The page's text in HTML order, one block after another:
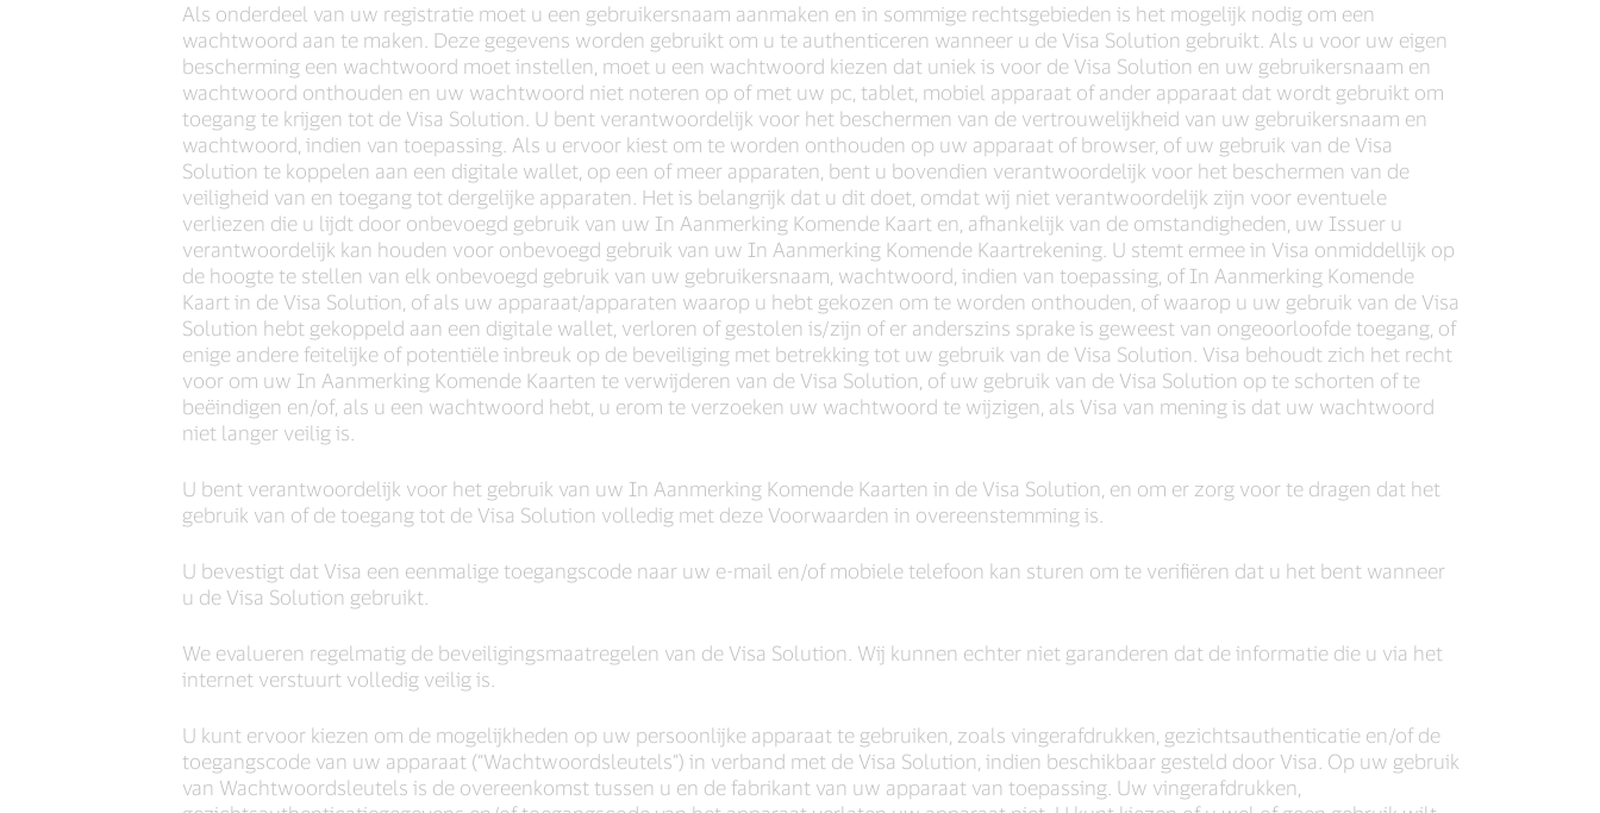
Als onderdeel van uw registratie moet u een gebruikersnaam aanmaken en in sommige rechtsgebieden is het mogelijk nodig om een
wachtwoord aan te maken. Deze gegevens worden gebruikt om u te authenticeren wanneer u de Visa Solution gebruikt. Als u voor uw eigen
bescherming een wachtwoord moet instellen, moet u een wachtwoord kiezen dat uniek is voor de Visa Solution en uw gebruikersnaam en
wachtwoord onthouden en uw wachtwoord niet noteren op of met uw pc, tablet, mobiel apparaat of ander apparaat dat wordt gebruikt om
toegang te krijgen tot de Visa Solution. U bent verantwoordelijk voor het beschermen van de vertrouwelijkheid van uw gebruikersnaam en
wachtwoord, indien van toepassing. Als u ervoor kiest om te worden onthouden op uw apparaat of browser, of uw gebruik van de Visa
Solution te koppelen aan een digitale wallet, op een of meer apparaten, bent u bovendien verantwoordelijk voor het beschermen van de
veiligheid van en toegang tot dergelijke apparaten. Het is belangrijk dat u dit doet, omdat wij niet verantwoordelijk zijn voor eventuele
verliezen die u lijdt door onbevoegd gebruik van uw In Aanmerking Komende Kaart en, afhankelijk van de omstandigheden, uw Issuer u
verantwoordelijk kan houden voor onbevoegd gebruik van uw In Aanmerking Komende Kaartrekening. U stemt ermee in Visa onmiddellijk op
de hoogte te stellen van elk onbevoegd gebruik van uw gebruikersnaam, wachtwoord, indien van toepassing, of In Aanmerking Komende
Kaart in de Visa Solution, of als uw apparaat/apparaten waarop u hebt gekozen om te worden onthouden, of waarop u uw gebruik van de Visa
Solution hebt gekoppeld aan een digitale wallet, verloren of gestolen is/zijn of er anderszins sprake is geweest van ongeoorloofde toegang, of
enige andere feitelijke of potentiële inbreuk op de beveiliging met betrekking tot uw gebruik van de Visa Solution. Visa behoudt zich het recht
voor om uw In Aanmerking Komende Kaarten te verwijderen van de Visa Solution, of uw gebruik van de Visa Solution op te schorten of te
beëindigen en/of, als u een wachtwoord hebt, u erom te verzoeken uw wachtwoord te wijzigen, als Visa van mening is dat uw wachtwoord
niet langer veilig is.
U bent verantwoordelijk voor het gebruik van uw In Aanmerking Komende Kaarten in de Visa Solution, en om er zorg voor te dragen dat het
gebruik van of de toegang tot de Visa Solution volledig met deze Voorwaarden in overeenstemming is.
U bevestigt dat Visa een eenmalige toegangscode naar uw e-mail en/of mobiele telefoon kan sturen om te verifiëren dat u het bent wanneer
u de Visa Solution gebruikt.
We evalueren regelmatig de beveiligingsmaatregelen van de Visa Solution. Wij kunnen echter niet garanderen dat de informatie die u via het
internet verstuurt volledig veilig is.
U kunt ervoor kiezen om de mogelijkheden op uw persoonlijke apparaat te gebruiken, zoals vingerafdrukken, gezichtsauthenticatie en/of de
toegangscode van uw apparaat (“Wachtwoordsleutels”) in verband met de Visa Solution, indien beschikbaar gesteld door Visa. Op uw gebruik
van Wachtwoordsleutels is de overeenkomst tussen u en de fabrikant van uw apparaat van toepassing. Uw vingerafdrukken,